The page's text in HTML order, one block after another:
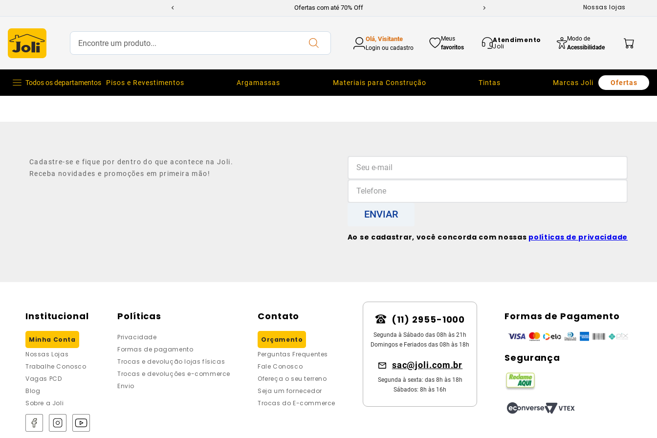
Ofertas com até 70% Off Nossas lojas
Encontre um produto... Olá, Visitante
Login ou cadastro
Meus
favoritos
Atendimento
Joli
Modo de
Acessibilidade
Todos os departamentos Pisos e Revestimentos Argamassas Materiais para Construção Tintas Marcas Joli Ofertas
Cadastre-se e fique por dentro do que acontece na Joli.
Receba novidades e promoções em primeira mão!
ENVIAR
Ao se cadastrar, você concorda com nossas políticas de privacidade
Institucional
Minha Conta
Nossas Lojas
Trabalhe Conosco
Vagas PCD
Blog
Sobre a Joli
Políticas
Privacidade
Formas de pagamento
Trocas e devolução lojas físicas
Trocas e devoluções e-commerce
Envio
Contato
Orçamento
Perguntas Frequentes
Fale Conosco
Ofereça o seu terreno
Seja um fornecedor
Trocas do E-commerce
(11) 2955-1000
Segunda à Sábado das 08h às 21h
Domingos e Feriados das 08h às 18h
sac@joli.com.br
Segunda à sexta: das 8h às 18h
Sábados: 8h às 16h
Formas de Pagamento
Segurança